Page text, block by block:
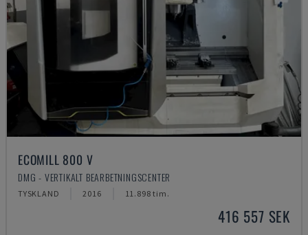
ECOMILL 800 V
DMG - VERTIKALT BEARBETNINGSCENTER
TYSKLAND 2016 11.898 tim.
416 557 SEK